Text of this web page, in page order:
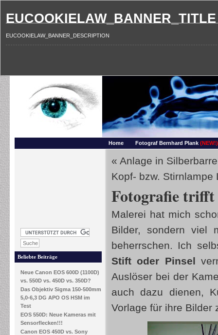
EUCOOKIELAW_BANNER_TITLE
EUCOOKIELAW_BANNER_DESCRIPTION
Home Fotograf Bernhard Plank (NEW!)
Beliebte Beiträge
Neue Canon EOS 600D (1100D)
vs. 550D vs. 450D vs. 350D?
Das Objektiv Sigma 150-500mm
5,0-6,3 DG APO OS HSM im
Test
EOS 550D: Neue Kameras mit
Sensorflecken!!!
Canon EOS 450D vs. Sony
« Anlage in
Kopf- bzw. Stirnlampe
Fotografie trifft
Malerei hat mich
Bilder, sondern viel
beherrschen. Ich
Stift oder Pinsel
Auslöser bei der
auch dazu dienen,
Vorlage für ihre Bilder